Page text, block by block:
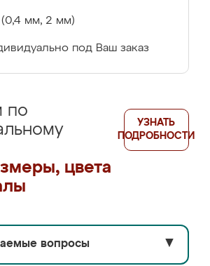
(0,4 мм, 2 мм)
под Ваш заказ
по
цвета
УЗНАТЬ
ПОДРОБНОСТИ
вопросы ▼